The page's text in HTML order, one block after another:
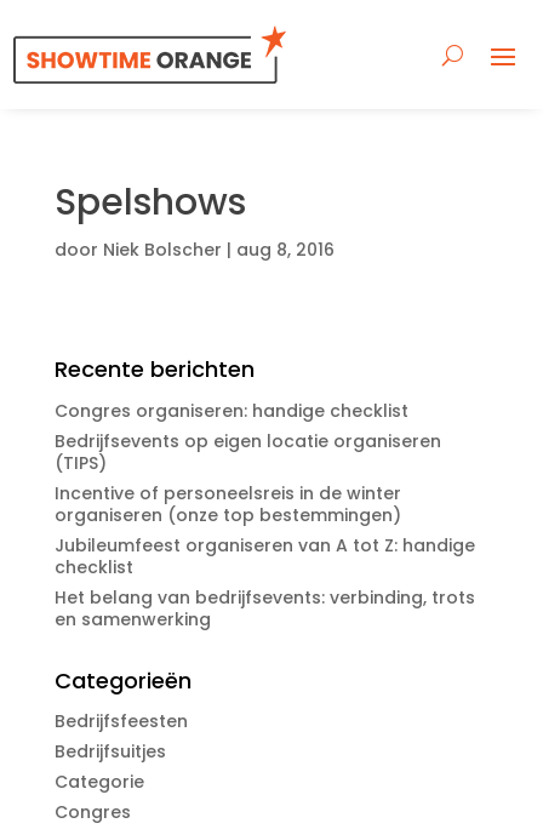
Spelshows
door Niek Bolscher | aug 8, 2016
Recente berichten
Congres organiseren: handige checklist
Bedrijfsevents op eigen locatie organiseren
(TIPS)
Incentive of personeelsreis in de winter
organiseren (onze top bestemmingen)
Jubileumfeest organiseren van A tot Z: handige
checklist
Het belang van bedrijfsevents: verbinding, trots
en samenwerking
Categorieën
Bedrijfsfeesten
Bedrijfsuitjes
Categorie
Congres